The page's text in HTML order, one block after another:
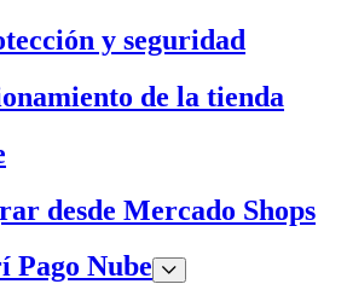
y seguridad
de la tienda
desde Mercado Shops
Pago Nube